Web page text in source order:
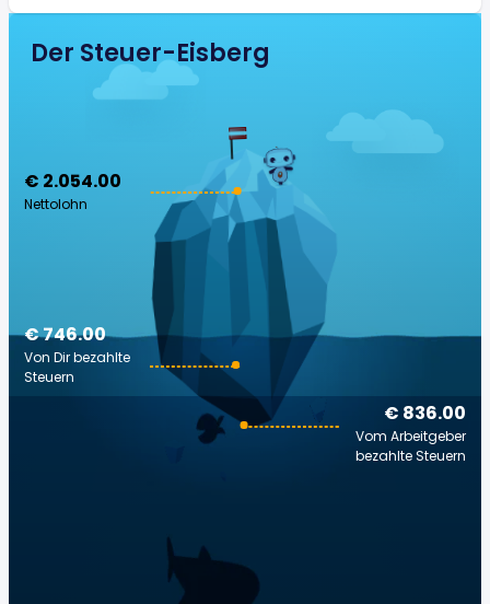
Der Steuer-Eisberg
€ 2.054.00
Nettolohn
€ 836.00
Vom Arbeitgeber
bezahlte Steuern
€ 746.00
Von Dir bezahlte
Steuern